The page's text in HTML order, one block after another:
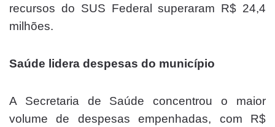
recursos do SUS Federal superaram R$ 24,4
milhões.
Saúde lidera despesas do município
A Secretaria de Saúde concentrou o maior
volume de despesas empenhadas, com R$